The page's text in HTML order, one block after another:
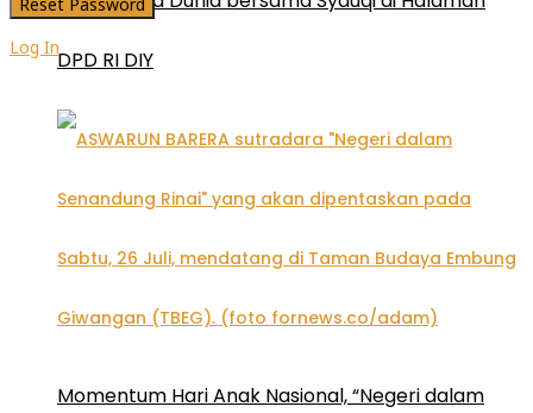
DPD RI DIY
Momentum Hari Anak Nasional, “Negeri dalam
Log In